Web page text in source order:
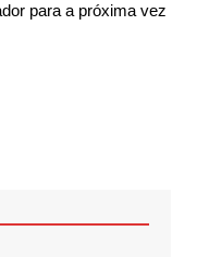
para a próxima vez